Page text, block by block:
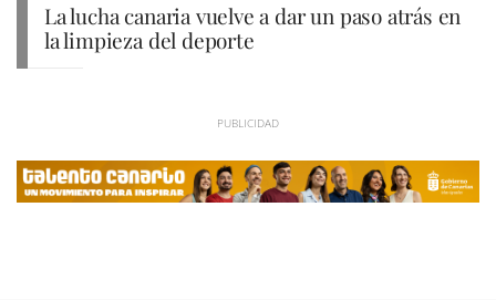
La lucha canaria vuelve a dar un paso atrás en
la limpieza del deporte